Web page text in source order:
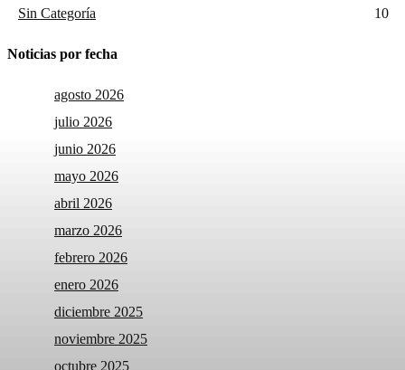
Sin Categoría
10
Noticias por fecha
agosto 2026
julio 2026
junio 2026
mayo 2026
abril 2026
marzo 2026
febrero 2026
enero 2026
diciembre 2025
noviembre 2025
octubre 2025